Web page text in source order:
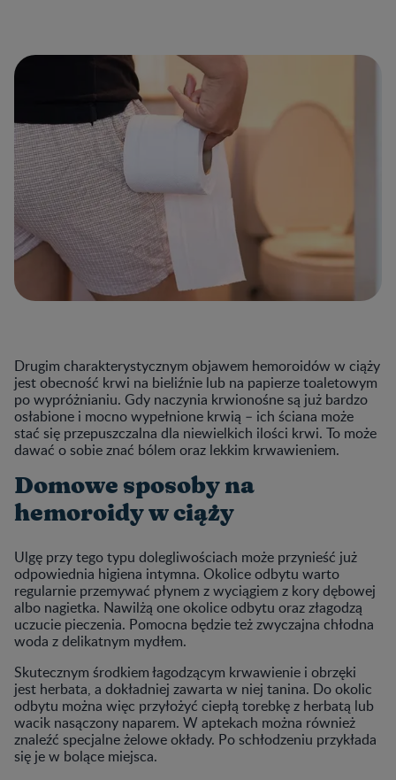
Drugim charakterystycznym objawem hemoroidów w ciąży
jest obecność krwi na bieliźnie lub na papierze toaletowym
po wypróżnianiu. Gdy naczynia krwionośne są już bardzo
osłabione i mocno wypełnione krwią – ich ściana może
stać się przepuszczalna dla niewielkich ilości krwi. To może
dawać o sobie znać bólem oraz lekkim krwawieniem.
Domowe sposoby na
hemoroidy w ciąży
Ulgę przy tego typu dolegliwościach może przynieść już
odpowiednia higiena intymna. Okolice odbytu warto
regularnie przemywać płynem z wyciągiem z kory dębowej
albo nagietka. Nawilżą one okolice odbytu oraz złagodzą
uczucie pieczenia. Pomocna będzie też zwyczajna chłodna
woda z delikatnym mydłem.
Skutecznym środkiem łagodzącym krwawienie i obrzęki
jest herbata, a dokładniej zawarta w niej tanina. Do okolic
odbytu można więc przyłożyć ciepłą torebkę z herbatą lub
wacik nasączony naparem. W aptekach można również
znaleźć specjalne żelowe okłady. Po schłodzeniu przykłada
się je w bolące miejsca.